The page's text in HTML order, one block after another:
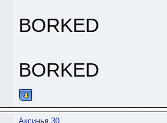
BORKED
BORKED
Аксинья 30